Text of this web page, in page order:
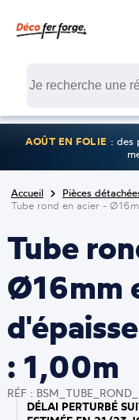
AOÛT EN FOLIE : des
Accueil Pièces
Tube rond en acier -
Tube
Ø16mm
: 1,00m
RÉF :
DÉLAI PERTURBÉ